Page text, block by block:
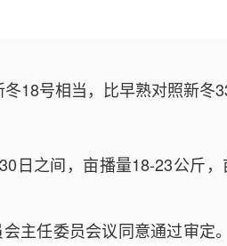
18号相当，比早熟对照新冬
日之间，亩播量18-23公斤
主任委员会议同意通过审定